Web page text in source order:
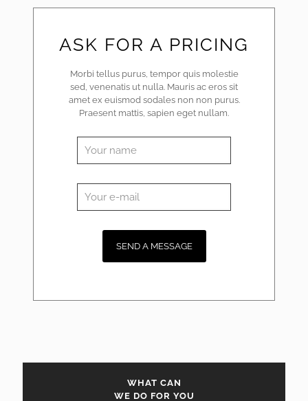
ASK FOR A PRICING
Morbi tellus purus, tempor quis molestie
sed, venenatis ut nulla. Mauris ac eros sit
amet ex euismod sodales non non purus.
Praesent mattis, sapien eget nullam.
WHAT CAN
WE DO FOR YOU